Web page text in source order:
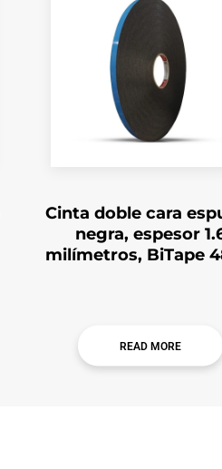
Cinta doble cara
negra, espesor
milímetros, BiTape
READ MORE